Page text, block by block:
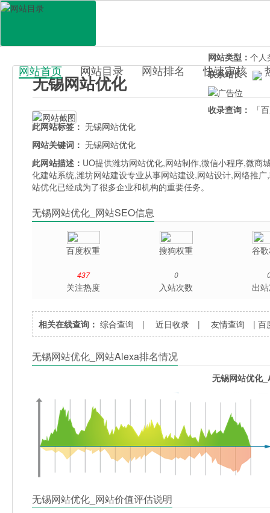
百科目录
网站首页 网站目录 网站排名 快速审核
无锡网站优化
网站类型： 个人
联系站长：
收录查询：
「
此网站标签： 无锡网站优化
网站关键词： 无锡网站优化
此网站描述： UO提供潍坊网站优化,网站制作,微信小程序,微商
化建站系统,潍坊网站建设专业从事网站建设,网站设计,网络推
站优化已经成为了很多企业和机构的重要任务。
无锡网站优化_网站SEO信息
百度权重 搜狗权重 谷
437
关注热度
0
入站次数 出
相关在线查询： 综合查询 |近日收录 |友情查询 |百
无锡网站优化_网站Alexa排名情况
无锡网站优化
无锡网站优化_网站价值评估说明